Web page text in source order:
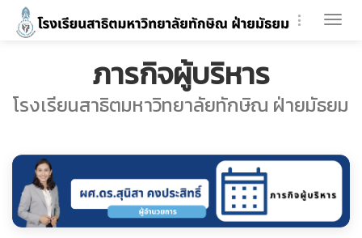
ภารกิจผู้บริหาร
โรงเรียนสาธิตมหาวิทยาลัยทักษิณ ฝ่ายมัธยม